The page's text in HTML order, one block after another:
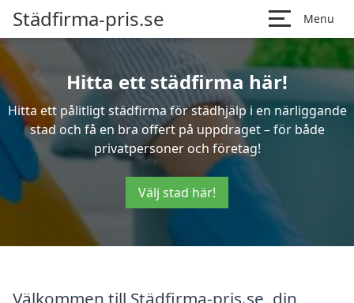
Städfirma-pris.se Menu
Hitta ett städfirma här!
Hitta ett pålitligt städfirma för städhjälp i en närliggande
stad och få en bra offert på uppdraget – för både
privatpersoner och företag!
Välj stad här!
Välkommen till Städfirma-pris.se, din